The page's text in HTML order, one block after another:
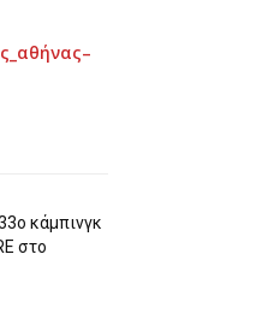
κάμπινγκ
στο